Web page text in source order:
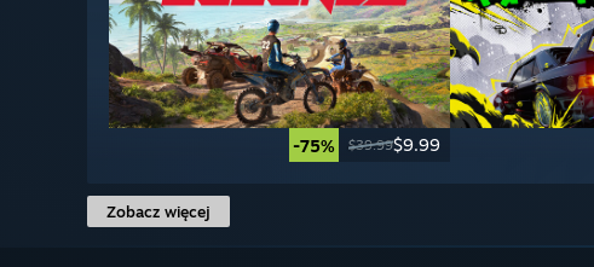
-75% $39.99$9.99
Zobacz więcej